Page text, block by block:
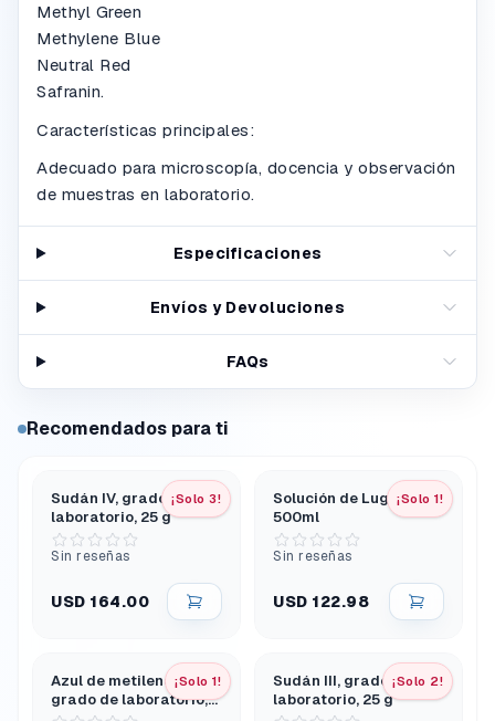
Methyl Green
Methylene Blue
Neutral Red
Safranin.
Características principales:
Adecuado para microscopía, docencia y observación
de muestras en laboratorio.
Especificaciones
Envíos y Devoluciones
FAQs
Recomendados para ti
¡Solo 3!
Sudán IV, grado de
laboratorio, 25 g
Sin reseñas
USD 164.00
¡Solo 1!
Solución de Lugol Yodo
500ml
Sin reseñas
USD 122.98
¡Solo 1!
Azul de metileno, polvo,
grado de laboratorio,
¡Solo 2!
Sudán III, grado de
laboratorio, 25 g